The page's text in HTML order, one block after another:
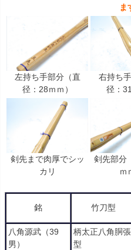
ま
左持ち手部分（直
径：28ｍｍ）
右持ち
径：
剣先まで肉厚でシッ
カリ
剣先部分
ｍ
銘 竹刀型
八角源武（39
男）
柄太正八角胴張
型